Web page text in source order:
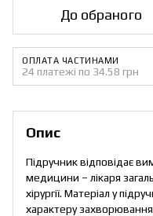
До обраного
ОПЛАТА ЧАСТИНАМИ
24 платежі по 34.58 грн
Опис
Підручник відповідає
медицини – лікаря
хірургії. Матеріал у
характеру